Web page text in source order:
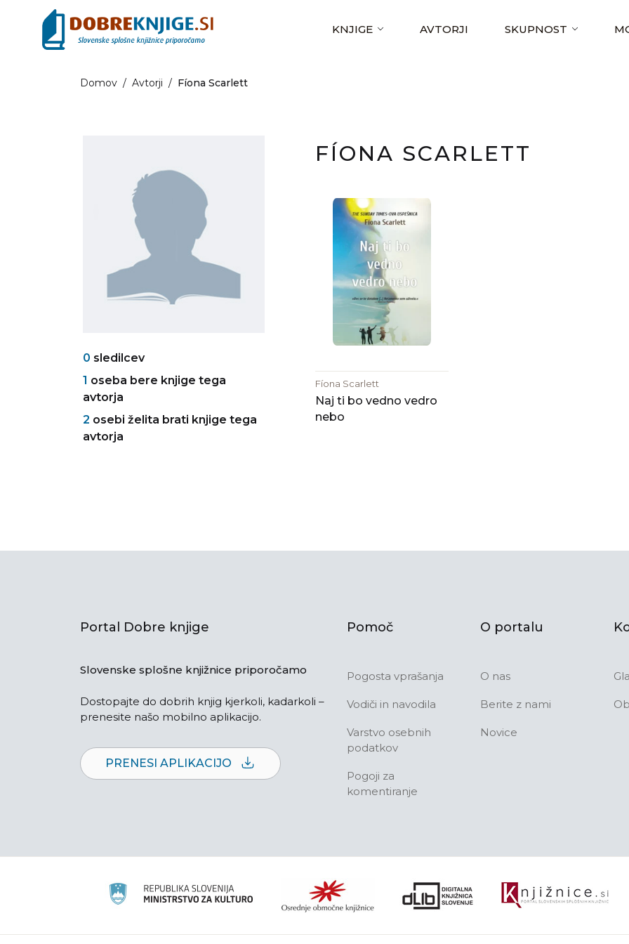
KNJIGE AVTORJI SKUPNOST
Domov / Avtorji / Fíona Scarlett
0 sledilcev
1 oseba bere knjige tega
avtorja
2 osebi želita brati knjige tega
avtorja
FÍONA SCARLETT
Fíona Scarlett
Naj ti bo vedno vedro
nebo
Portal Dobre knjige
Slovenske splošne knjižnice priporočamo
Dostopajte do dobrih knjig kjerkoli, kadarkoli –
prenesite našo mobilno aplikacijo.
PRENESI APLIKACIJO
Pomoč
Pogosta vprašanja
Vodiči in navodila
Varstvo osebnih
podatkov
Pogoji za
komentiranje
O portalu
O nas
Berite z nami
Novice